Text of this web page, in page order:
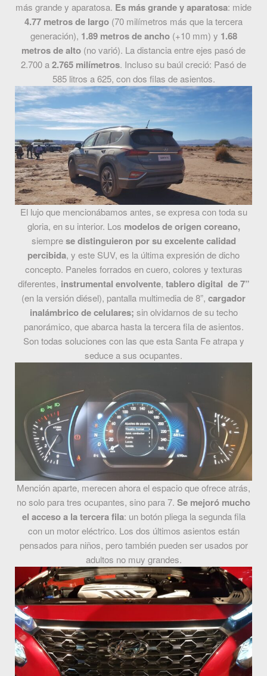
más grande y aparatosa. Es más grande y aparatosa: mide
4.77 metros de largo (70 milímetros más que la tercera
generación), 1.89 metros de ancho(+10 mm) y 1.68
metros de alto (no varió). La distancia entre ejes pasó de
2.700 a2.765 milímetros. Incluso su baúl creció: Pasó de
585 litros a 625, con dos filas de asientos.
El lujo que mencionábamos antes, se expresa con toda su
gloria, en su interior. Los modelos de origen coreano,
siemprese distinguieron por su excelente calidad
percibida, y este SUV, es la última expresión de dicho
concepto. Paneles forrados en cuero, colores y texturas
diferentes, instrumental envolvente, tablero digital de 7”
(en la versión diésel), pantalla multimedia de 8”, cargador
inalámbrico de celulares; sin olvidarnos de su techo
panorámico, que abarca hasta la tercera fila de asientos.
Son todas soluciones con las que esta Santa Fe atrapa y
seduce a sus ocupantes.
Mención aparte, merecen ahora el espacio que ofrece atrás,
no solo para tres ocupantes, sino para 7. Se mejoró mucho
el acceso a la tercera fila: un botón pliega la segunda fila
con un motor eléctrico. Los dos últimos asientos están
pensados para niños, pero también pueden ser usados por
adultos no muy grandes.